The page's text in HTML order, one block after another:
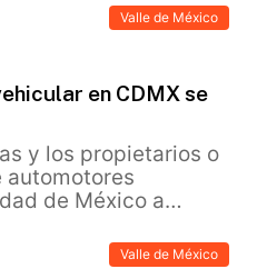
Valle de México
en CDMX se
y los propietarios o
automotores
de México a…
Valle de México